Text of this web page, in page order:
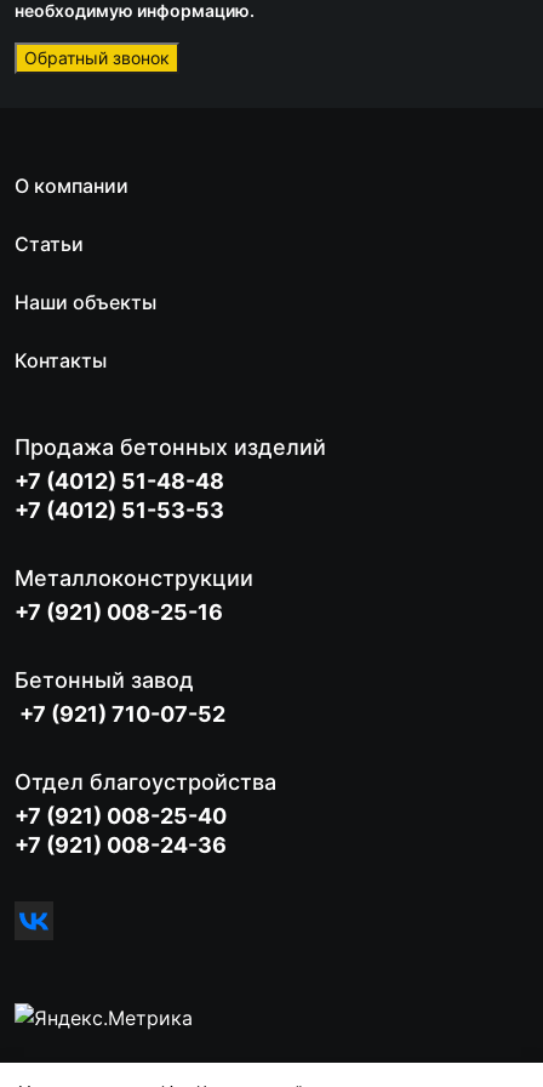
необходимую информацию.
Обратный звонок
О компании
Статьи
Наши объекты
Контакты
Продажа бетонных изделий
+7 (4012) 51-48-48
+7 (4012) 51-53-53
Металлоконструкции
+7 (921) 008-25-16
Бетонный завод
+7 (921) 710-07-52
Отдел благоустройства
+7 (921) 008-25-40
+7 (921) 008-24-36